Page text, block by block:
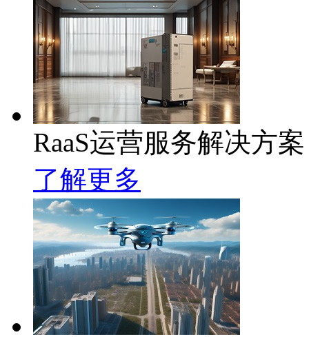
RaaS运营服务解决方案
了解更多